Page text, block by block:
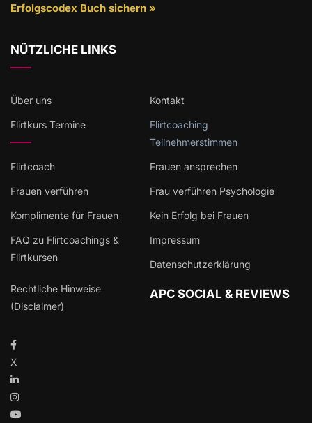
Erfolgscodex Buch sichern »
NÜTZLICHE LINKS
Über uns Kontakt
Flirtkurs Termine
Flirtcoaching
Teilnehmerstimmen
Flirtcoach Frauen ansprechen
Frauen verführen Frau verführen Psychologie
Komplimente für Frauen Kein Erfolg bei Frauen
FAQ zu Flirtcoachings &
Flirtkursen
Impressum
Datenschutzerklärung
Rechtliche Hinweise
(Disclaimer)
APC SOCIAL & REVIEWS
X